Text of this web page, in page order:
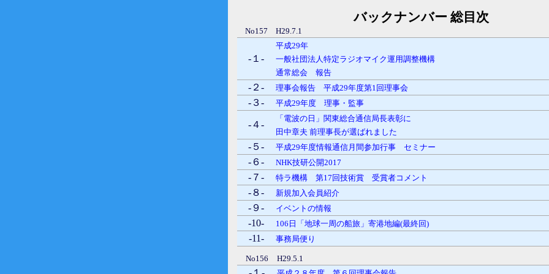
バックナンバー 総目次
No157 H29.7.1
-１-
平成29年
一般社団法人特定ラジオマイク運用調整機構
通常総会 報告
-２- 理事会報告 平成29年度第1回理事会
-３- 平成29年度 理事・監事
-４-
「電波の日」関東総合通信局長表彰に
田中章夫 前理事長が選ばれました
-５- 平成29年度情報通信月間参加行事 セミナー
-６- NHK技研公開2017
-７- 特ラ機構 第17回技術賞 受賞者コメント
-８- 新規加入会員紹介
-９- イベントの情報
-10- 106日「地球一周の船旅」寄港地編(最終回)
-11- 事務局便り
No156 H29.5.1